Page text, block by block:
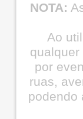
NOTA:
Ao
qualquer
por
ruas,
podendo